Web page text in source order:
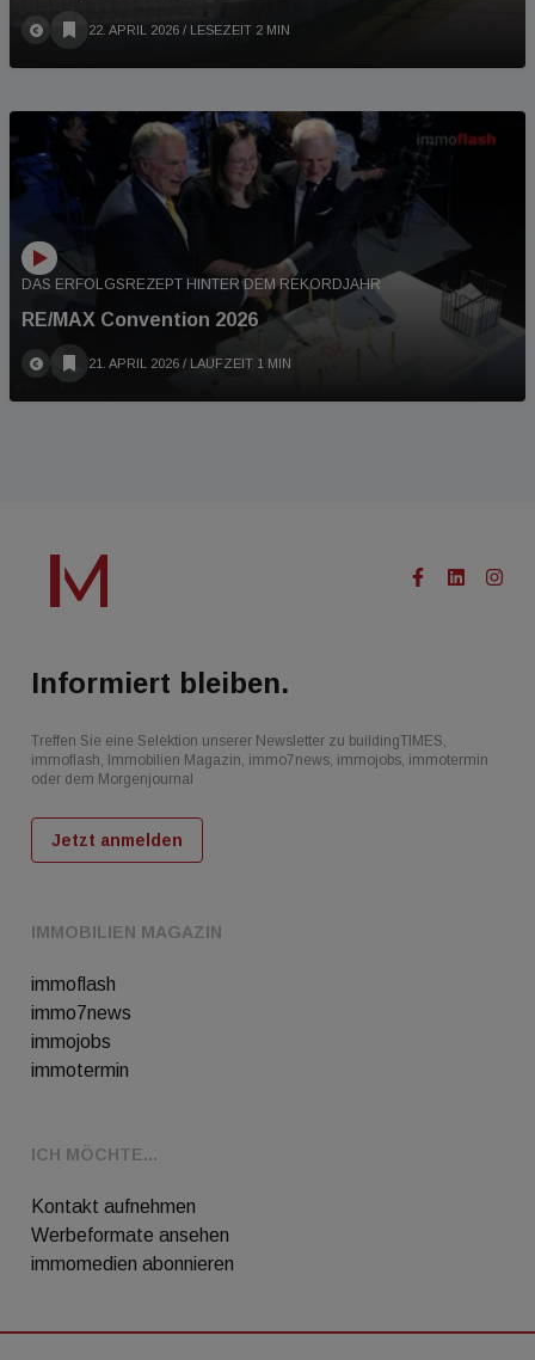
22. APRIL 2026 / LESEZEIT 2 MIN
DAS ERFOLGSREZEPT HINTER DEM REKORDJAHR
RE/MAX Convention 2026
21. APRIL 2026 / LAUFZEIT 1 MIN
IMMOBILIEN MAGAZIN
immoflash
immo7news
immojobs
immotermin
ICH MÖCHTE...
Kontakt aufnehmen
Werbeformate ansehen
immomedien abonnieren
Informiert bleiben.
Treffen Sie eine Selektion unserer Newsletter zu buildingTIMES,
immoflash, Immobilien Magazin, immo7news, immojobs, immotermin
oder dem Morgenjournal
Jetzt anmelden